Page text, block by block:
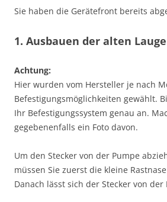
Sie haben die Gerätefront bereits
1. Ausbauen der alten
Achtung:
Hier wurden vom Hersteller je nach
Befestigungsmöglichkeiten gewählt.
Ihr Befestigungssystem genau an.
gegebenenfalls ein Foto davon.
Um den Stecker von der Pumpe
müssen Sie zuerst die kleine
Danach lässt sich der Stecker von der